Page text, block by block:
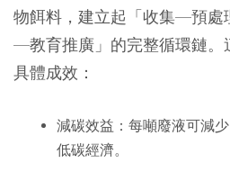
物餌料，建立起「收集—預
—教育推廣」的完整循環鏈。
具體成效：
減碳效益 ：每噸廢液可減
低碳經濟。